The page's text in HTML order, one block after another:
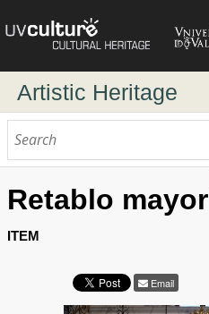
Artistic Heritage
Advanced Search
Directory of authors
Retablo mayor
ITEM
Email